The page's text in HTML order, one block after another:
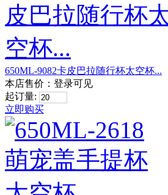
650ML-9082卡皮巴拉随行杯太空杯...
本店售价： 登录可见
起订量:
立即购买